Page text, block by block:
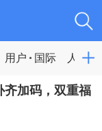
用户 国际 人物
齐加码，双重福